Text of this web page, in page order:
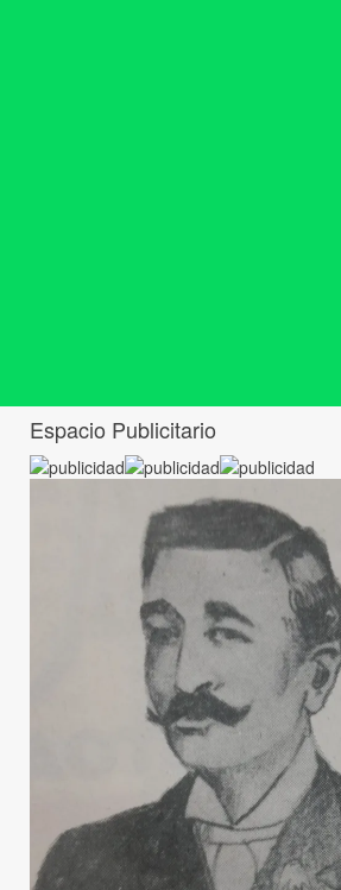
Espacio Publicitario